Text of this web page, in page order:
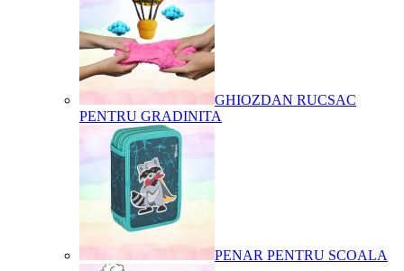
GHIOZDAN RUCSAC
PENTRU GRADINITA
PENAR PENTRU SCOALA